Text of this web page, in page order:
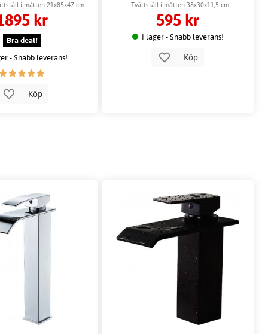
i måtten 21x85x47 cm
kr
Bra deal!
- Snabb leverans!
Köp
Tvättställ i måtten 38x30x11,5 cm
595 kr
I lager - Snabb leverans!
Köp